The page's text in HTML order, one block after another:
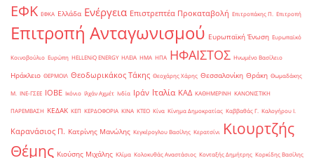
ΕΦΚ ΕΦΚΑ Ελλάδα Ενέργεια Επιστρεπτέα Προκαταβολή Επιτροπάκης Π. Επιτροπή
Επιτροπή Ανταγωνισμού Ευρωπαϊκή Ένωση Ευρωπαϊκό
Κοινοβούλιο Ευρώπη ΗELLENiQ ENERGY ΗΛΕΙΑ ΗΜΑ ΗΠΑ ΗΦΑΙΣΤΟΣ Ηνωμένο Βασίλειο
Ηράκλειο ΘΕΡΜΟΙΛ Θεοδωρικάκος Τάκης Θεοχάρης Χάρης Θεσσαλονίκη Θράκη Θωμαδάκης
Μ. ΙΝΕ-ΓΣΕΕ ΙΟΒΕ Ικόνιο Ιλχάν Αχμέτ Ινδία Ιράν Ιταλία ΚΑΔ ΚΑΘΗΜΕΡΙΝΗ ΚΑΝΟΝΙΣΤΙΚΗ
ΠΑΡΕΜΒΑΣΗ ΚΕΔΑΚ ΚΕΠ ΚΕΡΔΟΦΟΡΙΑ ΚΙΝΑ ΚΤΕΟ Κίνα Κίνημα Δημοκρατίας Καββαθάς Γ. Καλογήρου Ι.
Καρανάσιος Π. Κατρίνης Μανώλης Κεγκέρογλου Βασίλης Κερατσίνι
Κιουρτζής
Θέμης Κιούσης Μιχάλης Κλίμα Κολοκυθάς Αναστάσιος Κονταξής Δημήτρης Κορκίδης Βασίλης